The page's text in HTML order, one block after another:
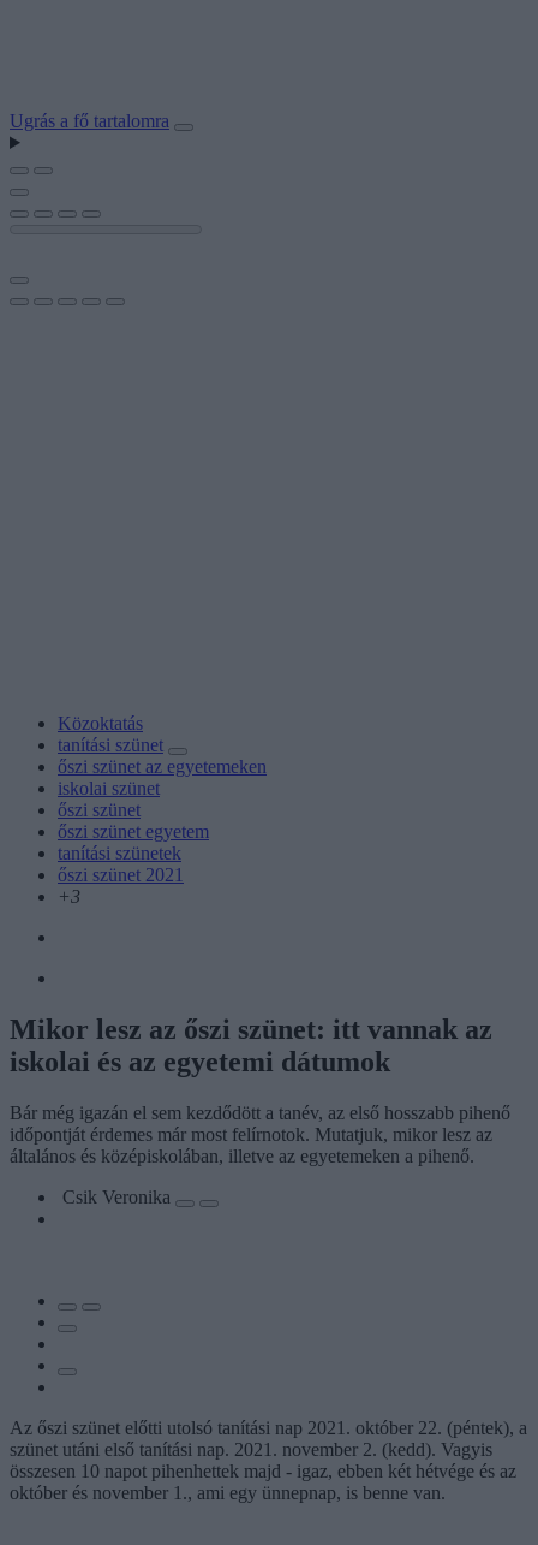
Ugrás a fő tartalomra
Közoktatás
tanítási szünet
őszi szünet az egyetemeken
iskolai szünet
őszi szünet
őszi szünet egyetem
tanítási szünetek
őszi szünet 2021
+3
Mikor lesz az őszi szünet: itt vannak az
iskolai és az egyetemi dátumok
Bár még igazán el sem kezdődött a tanév, az első hosszabb pihenő
időpontját érdemes már most felírnotok. Mutatjuk, mikor lesz az
általános és középiskolában, illetve az egyetemeken a pihenő.
Csik Veronika
Az őszi szünet előtti utolsó tanítási nap 2021. október 22. (péntek), a
szünet utáni első tanítási nap. 2021. november 2. (kedd). Vagyis
összesen 10 napot pihenhettek majd - igaz, ebben két hétvége és az
október és november 1., ami egy ünnepnap, is benne van.